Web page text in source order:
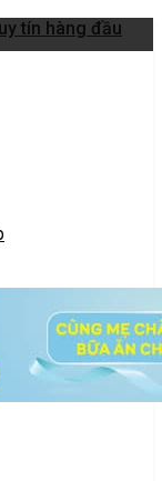
tín hàng đầu